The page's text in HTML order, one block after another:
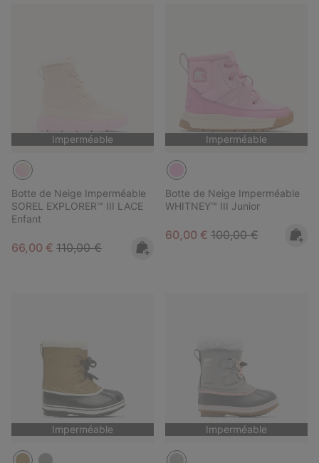
Imperméable
Botte de Neige Imperméable
SOREL EXPLORER™ III LACE
Enfant
Sale price:
66,00 € Regular price:
110,00 €
Imperméable
Botte de Neige Imperméable
WHITNEY™ III Junior
Sale price:
60,00 € Regular price:
100,00 €
Imperméable Imperméable